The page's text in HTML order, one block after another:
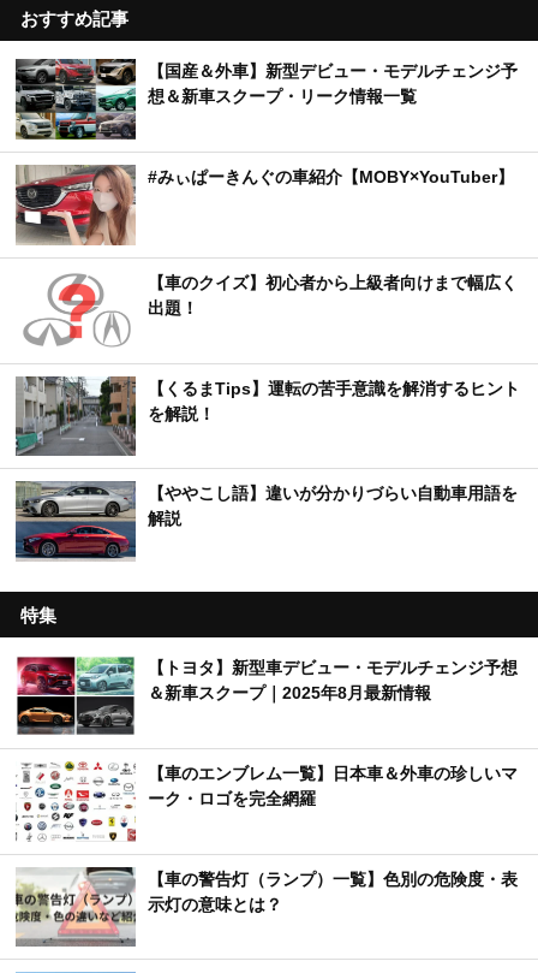
おすすめ記事
【国産＆外車】新型デビュー・モデルチェンジ予
想＆新車スクープ・リーク情報一覧
#みぃぱーきんぐの車紹介【MOBY×YouTuber】
【車のクイズ】初心者から上級者向けまで幅広く
出題！
【くるまTips】運転の苦手意識を解消するヒント
を解説！
【ややこし語】違いが分かりづらい自動車用語を
解説
特集
【トヨタ】新型車デビュー・モデルチェンジ予想
＆新車スクープ｜2025年8月最新情報
【車のエンブレム一覧】日本車＆外車の珍しいマ
ーク・ロゴを完全網羅
【車の警告灯（ランプ）一覧】色別の危険度・表
示灯の意味とは？